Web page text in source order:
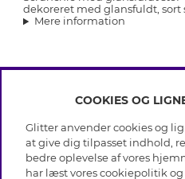
dekoreret med glansfuldt, sort
Mere information
OM
Black
COOKIES OG
Glitter anvender cookies og
at give dig tilpasset indhold,
bedre oplevelse af vores
har læst vores cookiepolitik